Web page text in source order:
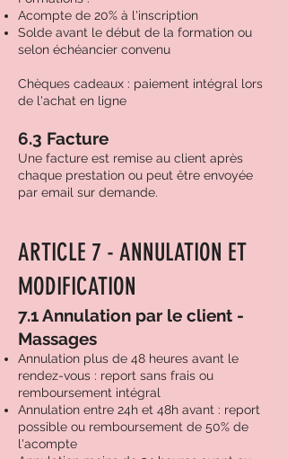
Acompte de 20% à l'inscription
Solde avant le début de la formation ou
selon échéancier convenu
Chèques cadeaux : paiement intégral lors
de l'achat en ligne
6.3 Facture
Une facture est remise au client après
chaque prestation ou peut être envoyée
par email sur demande.
ARTICLE 7 - ANNULATION ET
MODIFICATION
7.1 Annulation par le client -
Massages
Annulation plus de 48 heures avant le
rendez-vous : report sans frais ou
remboursement intégral
Annulation entre 24h et 48h avant : report
possible ou remboursement de 50% de
l'acompte